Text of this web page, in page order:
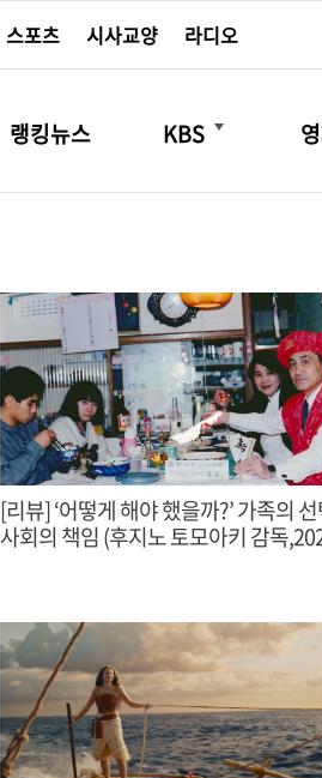
스포츠 시사교양 라디오
랭킹뉴스 KBS
더보기 더
[리뷰] ‘어떻게 해야 했을까?’ 가족의 선택,
사회의 책임 (후지노 토모아키 감독